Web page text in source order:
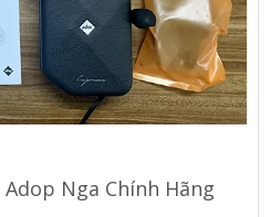
Nga Chính Hãng